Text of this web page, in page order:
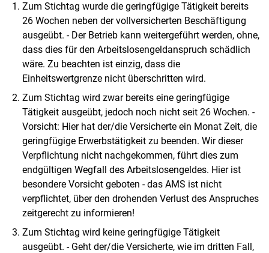
Zum Stichtag wurde die geringfügige Tätigkeit bereits
26 Wochen neben der vollversicherten Beschäftigung
ausgeübt. - Der Betrieb kann weitergeführt werden, ohne,
dass dies für den Arbeitslosengeldanspruch schädlich
wäre. Zu beachten ist einzig, dass die
Einheitswertgrenze nicht überschritten wird.
Zum Stichtag wird zwar bereits eine geringfügige
Tätigkeit ausgeübt, jedoch noch nicht seit 26 Wochen. -
Vorsicht: Hier hat der/die Versicherte ein Monat Zeit, die
geringfügige Erwerbstätigkeit zu beenden. Wir dieser
Verpflichtung nicht nachgekommen, führt dies zum
endgültigen Wegfall des Arbeitslosengeldes. Hier ist
besondere Vorsicht geboten - das AMS ist nicht
verpflichtet, über den drohenden Verlust des Anspruches
zeitgerecht zu informieren!
Zum Stichtag wird keine geringfügige Tätigkeit
ausgeübt. - Geht der/die Versicherte, wie im dritten Fall,